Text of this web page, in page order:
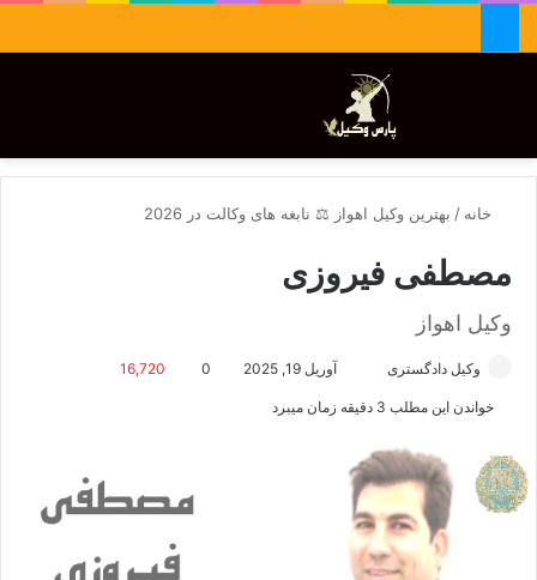
تغییر پوسته
خانه / بهترین وکیل اهواز ⚖️ نابغه های وکالت در 2026
مصطفی فیروزی
وکیل اهواز
وکیل دادگستری
ا
ل
ا
ی
م
آوریل 19, 2025 0
16,720
خواندن این مطلب 3 دقیقه زمان میبرد